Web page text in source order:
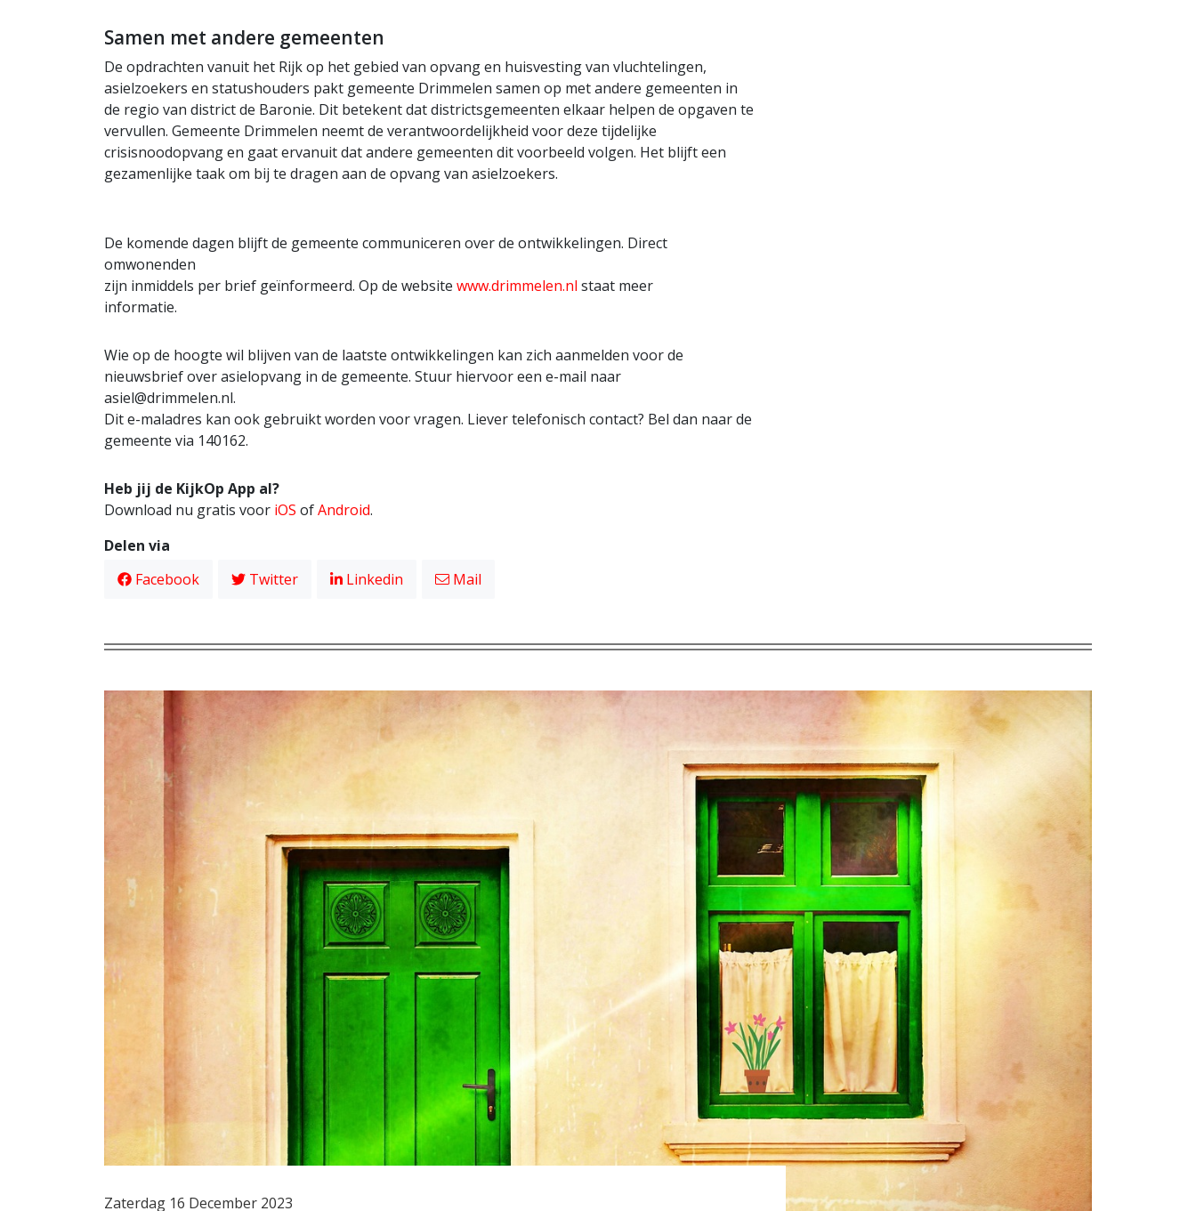
Samen met andere gemeenten
De opdrachten vanuit het Rijk op het gebied van opvang en huisvesting van vluchtelingen,
asielzoekers en statushouders pakt gemeente Drimmelen samen op met andere gemeenten in
de regio van district de Baronie. Dit betekent dat districtsgemeenten elkaar helpen de opgaven te
vervullen. Gemeente Drimmelen neemt de verantwoordelijkheid voor deze tijdelijke
crisisnoodopvang en gaat ervanuit dat andere gemeenten dit voorbeeld volgen. Het blijft een
gezamenlijke taak om bij te dragen aan de opvang van asielzoekers.
De komende dagen blijft de gemeente communiceren over de ontwikkelingen. Direct
omwonenden
zijn inmiddels per brief geïnformeerd. Op de website www.drimmelen.nl staat meer
informatie.
Wie op de hoogte wil blijven van de laatste ontwikkelingen kan zich aanmelden voor de
nieuwsbrief over asielopvang in de gemeente. Stuur hiervoor een e-mail naar
asiel@drimmelen.nl.
Dit e-maladres kan ook gebruikt worden voor vragen. Liever telefonisch contact? Bel dan naar de
gemeente via 140162.
Heb jij de KijkOp App al?
Download nu gratis voor iOS ofAndroid.
Delen via
Facebook
Twitter Linkedin Mail
Zaterdag 16 December 2023